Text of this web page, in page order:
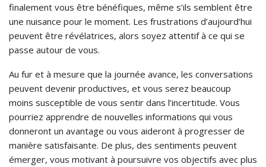
finalement vous être bénéfiques, même s’ils semblent être
une nuisance pour le moment. Les frustrations d’aujourd’hui
peuvent être révélatrices, alors soyez attentif à ce qui se
passe autour de vous.
Au fur et à mesure que la journée avance, les conversations
peuvent devenir productives, et vous serez beaucoup
moins susceptible de vous sentir dans l’incertitude. Vous
pourriez apprendre de nouvelles informations qui vous
donneront un avantage ou vous aideront à progresser de
manière satisfaisante. De plus, des sentiments peuvent
émerger, vous motivant à poursuivre vos objectifs avec plus